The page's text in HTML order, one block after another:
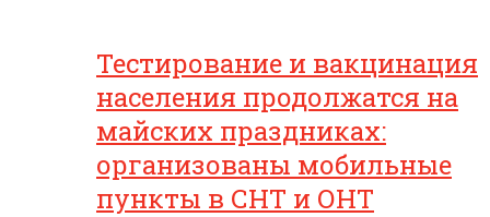
Тестирование и вакцинация
населения продолжатся на
майских праздниках:
организованы мобильные
пункты в СНТ и ОНТ